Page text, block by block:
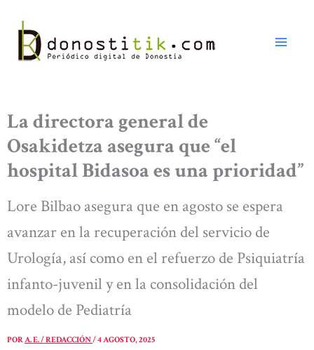
contenido
La directora general de
Osakidetza asegura que “el
hospital Bidasoa es una prioridad”
Lore Bilbao asegura que en agosto se espera
avanzar en la recuperación del servicio de
Urología, así como en el refuerzo de Psiquiatría
infanto-juvenil y en la consolidación del
modelo de Pediatría
PORA. E. / REDACCIÓN/4 AGOSTO, 2025